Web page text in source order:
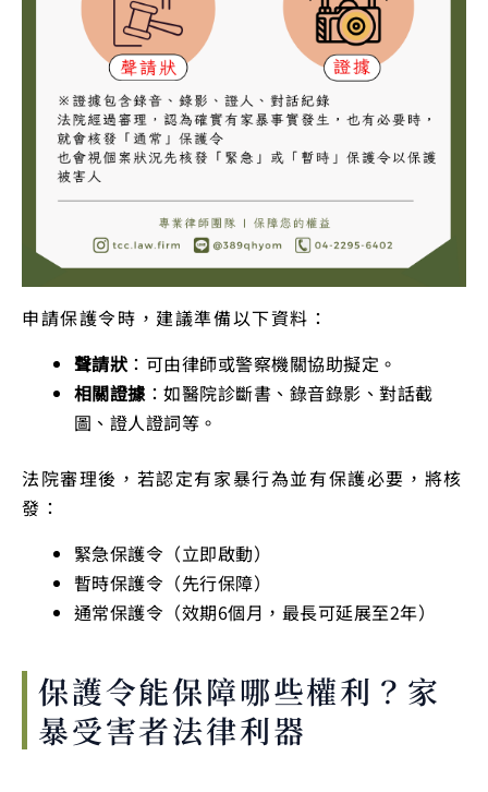
申請保護令時，建議準備以下資料：
聲請狀 ：可由律師或警察機關協助擬定。
相關證據 ：如醫院診斷書、錄音錄影、對話截
圖、證人證詞等。
法院審理後，若認定有家暴行為並有保護必要，將核
發：
緊急保護令（立即啟動）
暫時保護令（先行保障）
通常保護令（效期6個月，最長可延展至2年）
保護令能保障哪些權利？家
暴受害者法律利器